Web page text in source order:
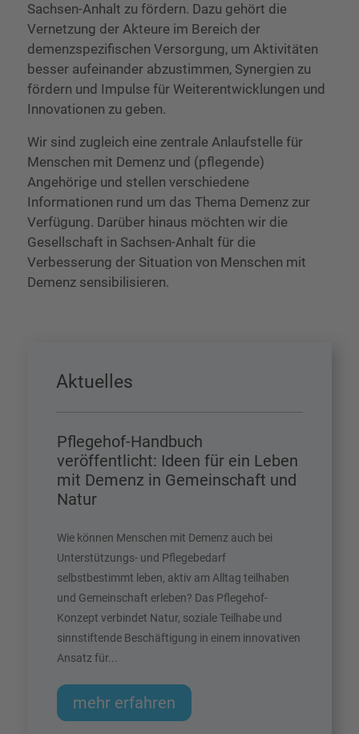
Sachsen-Anhalt zu fördern. Dazu gehört die
Vernetzung der Akteure im Bereich der
demenzspezifischen Versorgung, um Aktivitäten
besser aufeinander abzustimmen, Synergien zu
fördern und Impulse für Weiterentwicklungen und
Innovationen zu geben.
Wir sind zugleich eine zentrale Anlaufstelle für
Menschen mit Demenz und (pflegende)
Angehörige und stellen verschiedene
Informationen rund um das Thema Demenz zur
Verfügung. Darüber hinaus möchten wir die
Gesellschaft in Sachsen-Anhalt für die
Verbesserung der Situation von Menschen mit
Demenz sensibilisieren.
Aktuelles
Pflegehof-Handbuch
veröffentlicht: Ideen für ein Leben
mit Demenz in Gemeinschaft und
Natur
Wie können Menschen mit Demenz auch bei
Unterstützungs- und Pflegebedarf
selbstbestimmt leben, aktiv am Alltag teilhaben
und Gemeinschaft erleben? Das Pflegehof-
Konzept verbindet Natur, soziale Teilhabe und
sinnstiftende Beschäftigung in einem innovativen
Ansatz für...
mehr erfahren